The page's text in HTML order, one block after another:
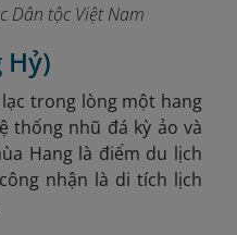
Dân tộc Việt Nam
Hỷ)
trong lòng một hang
thống nhũ đá kỳ ảo và
Hang là điểm du lịch
nhận là di tích lịch